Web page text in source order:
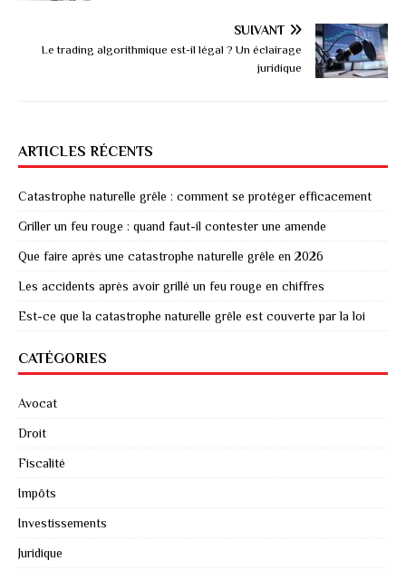
SUIVANT
Le trading algorithmique est-il légal ? Un éclairage
juridique
ARTICLES RÉCENTS
Catastrophe naturelle grêle : comment se protéger efficacement
Griller un feu rouge : quand faut-il contester une amende
Que faire après une catastrophe naturelle grêle en 2026
Les accidents après avoir grillé un feu rouge en chiffres
Est-ce que la catastrophe naturelle grêle est couverte par la loi
CATÉGORIES
Avocat
Droit
Fiscalité
Impôts
Investissements
Juridique